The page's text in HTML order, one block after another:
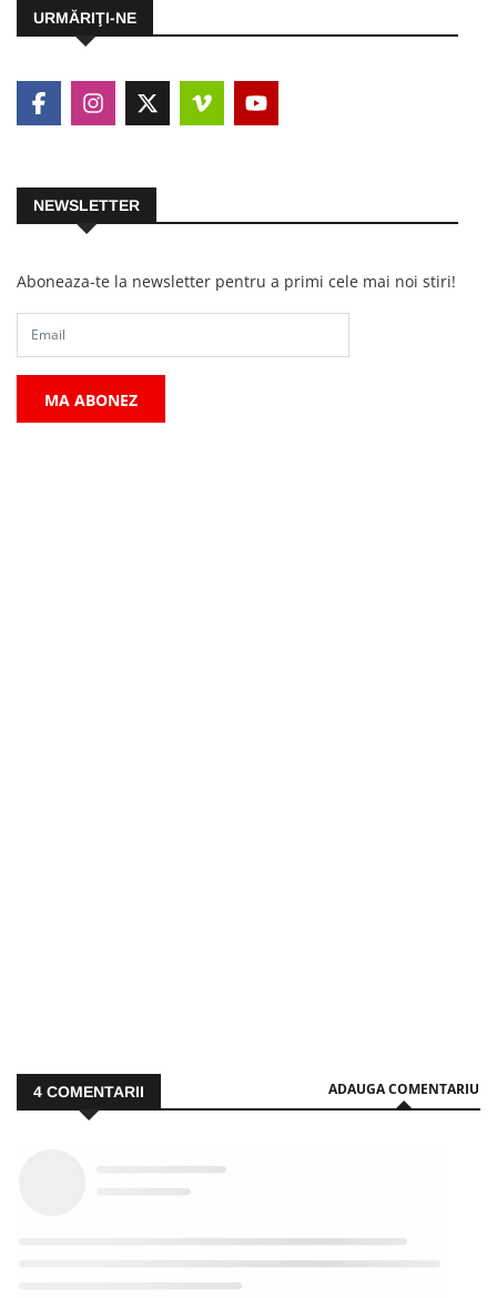
URMĂRIŢI-NE
NEWSLETTER
Aboneaza-te la newsletter pentru a primi cele mai noi stiri!
MA ABONEZ
4 COMENTARII ADAUGA COMENTARIU